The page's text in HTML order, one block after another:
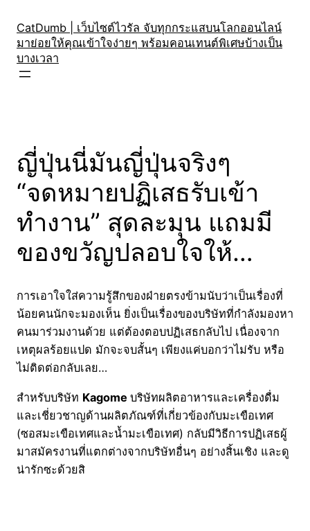
content
CatDumb | เว็บไซต์ไวรัล จับทุกกระแสบนโลกออนไลน์
มาย่อยให้คุณเข้าใจง่ายๆ พร้อมคอนเทนต์พิเศษบ้างเป็น
บางเวลา
ญี่ปุ่นนี่มันญี่ปุ่นจริงๆ
“จดหมายปฏิเสธรับเข้า
ทำงาน” สุดละมุน แถมมี
ของขวัญปลอบใจให้…
การเอาใจใส่ความรู้สึกของฝ่ายตรงข้ามนับว่าเป็นเรื่องที่
น้อยคนนักจะมองเห็น ยิ่งเป็นเรื่องของบริษัทที่กำลังมองหา
คนมาร่วมงานด้วย แต่ต้องตอบปฏิเสธกลับไป เนื่องจาก
เหตุผลร้อยแปด มักจะจบสั้นๆ เพียงแค่บอกว่าไม่รับ หรือ
ไม่ติดต่อกลับเลย…
สำหรับบริษัท Kagome บริษัทผลิตอาหารและเครื่องดื่ม
และเชี่ยวชาญด้านผลิตภัณฑ์ที่เกี่ยวข้องกับมะเขือเทศ
(ซอสมะเขือเทศและน้ำมะเขือเทศ) กลับมีวิธีการปฏิเสธผู้
มาสมัครงานที่แตกต่างจากบริษัทอื่นๆ อย่างสิ้นเชิง และดู
น่ารักซะด้วยสิ